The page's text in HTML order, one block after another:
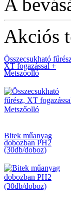
Akciós
Összecsukható
XT fogazással +
Metszőolló
Bitek műanyag
dobozban PH2
(30db/doboz)